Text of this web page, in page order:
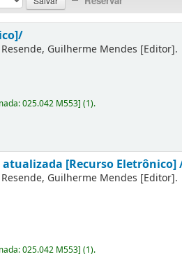
Resende, Guilherme Mendes [Editor].
025.042 M553](1).
[Recurso Eletrônico]
Resende, Guilherme Mendes [Editor].
025.042 M553](1).